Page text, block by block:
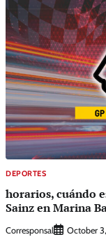
DEPORTES
horarios, cuándo
Sainz en Marina
Corresponsal October